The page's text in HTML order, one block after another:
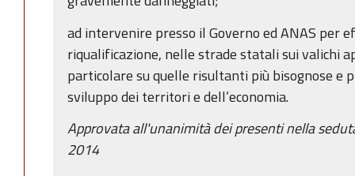
ad intervenire presso il Governo ed ANAS per
riqualificazione, nelle strade statali sui valichi
particolare su quelle risultanti più bisognose e
sviluppo dei territori e dell’economia.
Approvata all'unanimità dei presenti nella
2014